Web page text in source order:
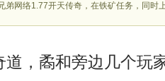
弟网络1.77开天传奇，在铁矿任务，同时
，矞和旁边几个玩